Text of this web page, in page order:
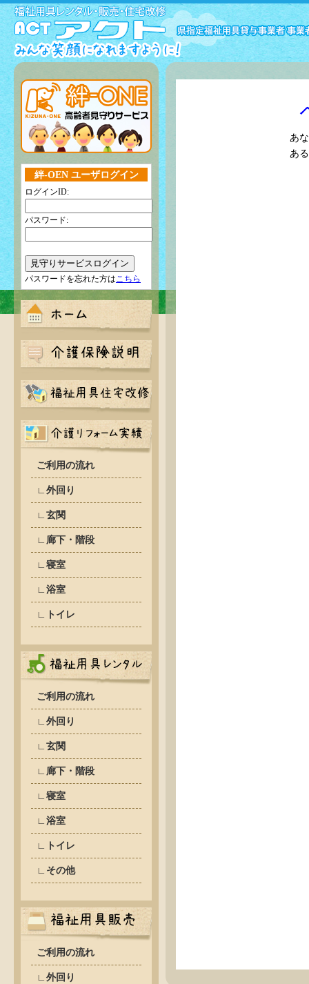
絆-OEN ユーザログイン
ログインID:
パスワード:
パスワードを忘れた方はこちら
ご利用の流れ
∟外回り
∟玄関
∟廊下・階段
∟寝室
∟浴室
∟トイレ
ご利用の流れ
∟外回り
∟玄関
∟廊下・階段
∟寝室
∟浴室
∟トイレ
∟その他
ご利用の流れ
∟外回り
あ
あ